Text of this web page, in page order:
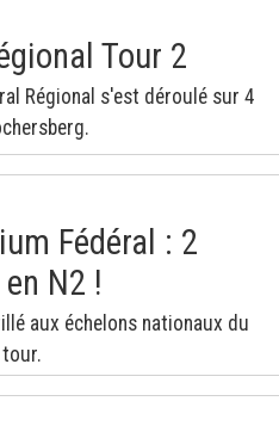
Tour 2
Régional s'est déroulé sur 4
Fédéral : 2
N2 !
aux échelons nationaux du